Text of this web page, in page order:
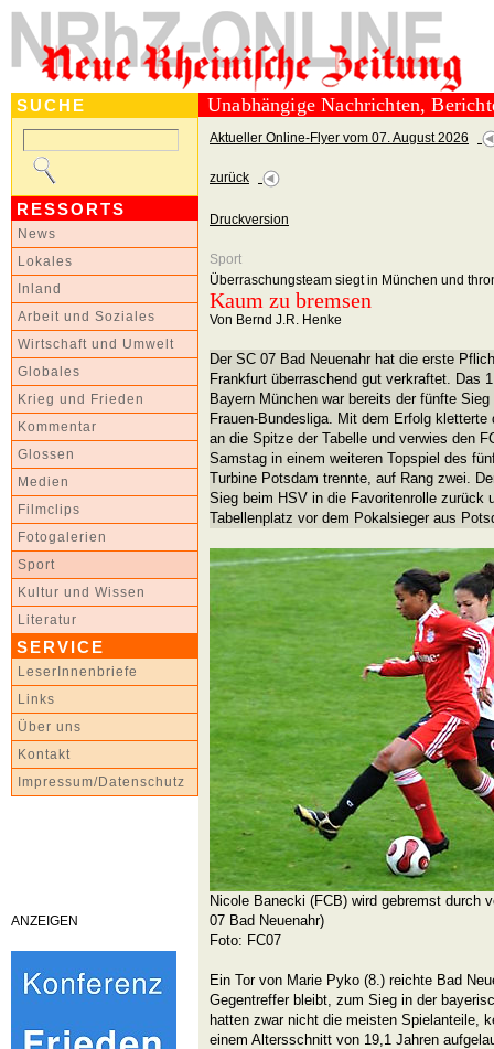
SUCHE
RESSORTS
News
Lokales
Inland
Arbeit und Soziales
Wirtschaft und Umwelt
Globales
Krieg und Frieden
Kommentar
Glossen
Medien
Filmclips
Fotogalerien
Sport
Kultur und Wissen
Literatur
SERVICE
LeserInnenbriefe
Links
Über uns
Kontakt
Impressum/Datenschutz
ANZEIGEN
Unabhängige Nachrichten,
Aktueller Online-Flyer vom 07. August 2026
zurück
Druckversion
Sport
Überraschungsteam siegt in München und
Kaum zu bremsen
Von Bernd J.R. Henke
Der SC 07 Bad Neuenahr hat die erste
Frankfurt überraschend gut verkraftet. Das
Bayern München war bereits der fünfte
Frauen-Bundesliga. Mit dem Erfolg
an die Spitze der Tabelle und verwies den
Samstag in einem weiteren Topspiel des
Turbine Potsdam trennte, auf Rang zwei.
Sieg beim HSV in die Favoritenrolle zurück
Tabellenplatz vor dem Pokalsieger aus
Nicole Banecki (FCB) wird gebremst durch
07 Bad Neuenahr)
Foto: FC07
Ein Tor von Marie Pyko (8.) reichte Bad
Gegentreffer bleibt, zum Sieg in der
hatten zwar nicht die meisten Spielanteile,
einem Altersschnitt von 19,1 Jahren